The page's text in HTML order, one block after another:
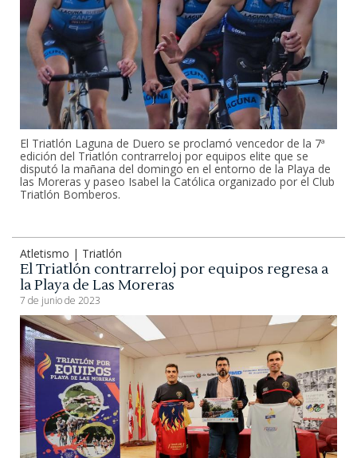
El Triatlón Laguna de Duero se proclamó vencedor de la 7ª
edición del Triatlón contrarreloj por equipos elite que se
disputó la mañana del domingo en el entorno de la Playa de
las Moreras y paseo Isabel la Católica organizado por el Club
Triatlón Bomberos.
Atletismo | Triatlón
El Triatlón contrarreloj por equipos regresa a
la Playa de Las Moreras
7 de junio de 2023